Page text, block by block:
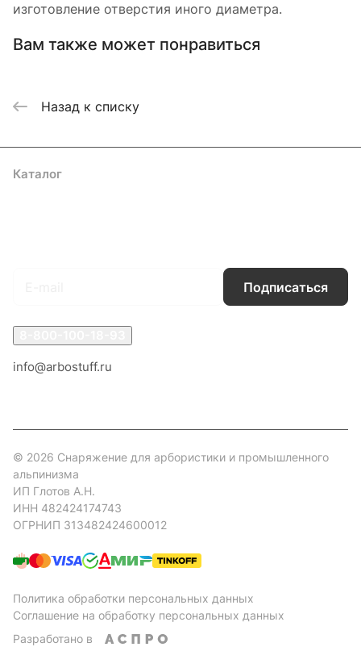
изготовление отверстия иного диаметра.
Вам также может понравиться
Назад к списку
Каталог
Подписаться
info@arbostuff.ru
© 2026 Снаряжение для арбористики и промышленного
альпинизма
ИП Глотов А.Н.
ИНН 482424174743
ОГРНИП 313482424600012
Политика обработки персональных данных
Соглашение на обработку персональных данных
Разработано в